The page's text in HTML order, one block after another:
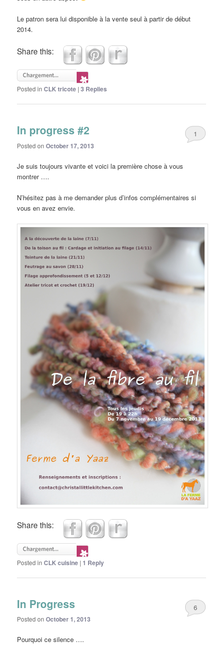
Le patron sera lui disponible à la vente seul à partir de début
2014.
Share this:
Posted in CLK tricote |3 Replies
In progress #2
Posted onOctober 17, 2013
1
Je suis toujours vivante et voici la première chose à vous
montrer ….
N’hésitez pas à me demander plus d’infos complémentaires si
vous en avez envie.
Share this:
Posted in CLK cuisine | 1 Reply
In Progress
Posted onOctober 1, 2013
6
Pourquoi ce silence ….